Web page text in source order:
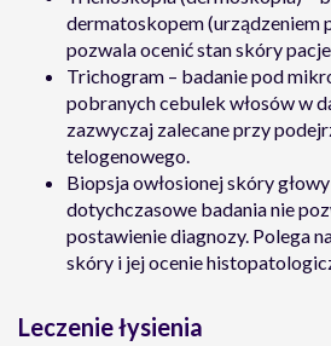
dermatoskopem (urządzeniem
pozwala ocenić stan skóry
Trichogram – badanie pod
pobranych cebulek włosów w
zazwyczaj zalecane przy
telogenowego.
Biopsja owłosionej skóry
dotychczasowe badania nie
postawienie diagnozy. Polega
skóry i jej ocenie
Leczenie łysienia